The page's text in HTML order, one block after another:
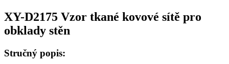
XY-D2175 Vzor tkané kovové sítě pro
obklady stěn
Stručný popis: